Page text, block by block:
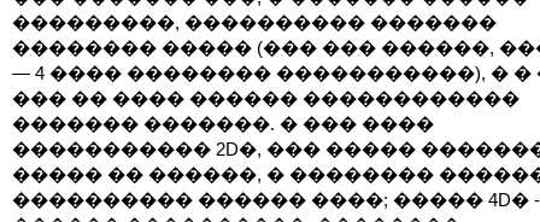
���������, ���������� �������
�������� ����� (��� ��� ������,
— 4 ���� �������� �����������), � �
��� �� ���� ������ ������������
������� �������. � ��� ����
����������� 2D�, ��� �����
����� �� ������, � ��������
���������� ������ ����; ����� 4D�